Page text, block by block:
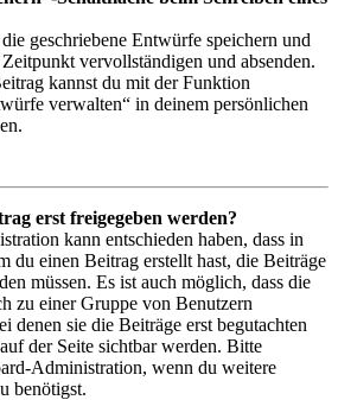
geschriebene Entwürfe speichern und
vervollständigen und absenden.
kannst du mit der Funktion
verwalten“ in deinem persönlichen
erst freigegeben werden?
kann entschieden haben, dass in
du einen Beitrag erstellt hast, die Beiträge
müssen. Es ist auch möglich, dass die
zu einer Gruppe von Benutzern
denen sie die Beiträge erst begutachten
der Seite sichtbar werden. Bitte
Administration, wenn du weitere
benötigst.